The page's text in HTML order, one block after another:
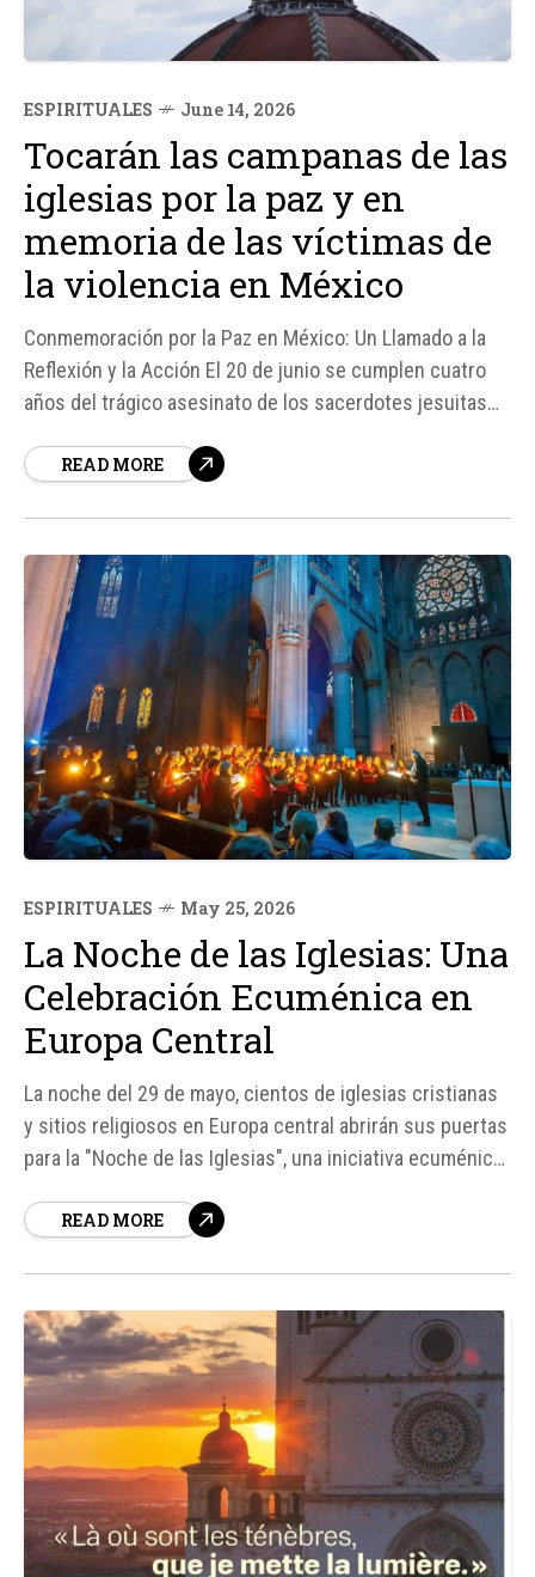
ESPIRITUALES June 14, 2026
Tocarán las campanas de las
iglesias por la paz y en
memoria de las víctimas de
la violencia en México
Conmemoración por la Paz en México: Un Llamado a la
Reflexión y la Acción El 20 de junio se cumplen cuatro
años del trágico asesinato de los sacerdotes jesuitas
quienes perdieron la vida mientras intentaban proteger
READ MORE
ESPIRITUALES May 25, 2026
La Noche de las Iglesias: Una
Celebración Ecuménica en
Europa Central
La noche del 29 de mayo, cientos de iglesias cristianas
y sitios religiosos en Europa central abrirán sus puertas
para la "Noche de las Iglesias", una iniciativa ecuménica
República Checa y Austria. Este evento, que este año
READ MORE